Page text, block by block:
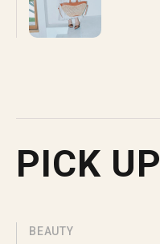
PICK UP
BEAUTY